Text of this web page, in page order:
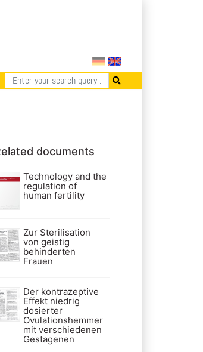
documents
Technology and the
regulation of
human fertility
Zur Sterilisation
von geistig
behinderten
Frauen
Der kontrazeptive
Effekt niedrig
dosierter
Ovulationshemmer
mit verschiedenen
Gestagenen